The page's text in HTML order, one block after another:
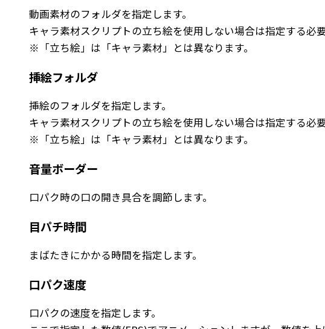
動画素材のフォルダを指定します。
キャラ素材スクリプトの立ち絵を使用しない場合は指定する必
※「立ち絵」は「キャラ素材」とは異なります。
挿絵フォルダ
挿絵のフォルダを指定します。
キャラ素材スクリプトの立ち絵を使用しない場合は指定する必
※「立ち絵」は「キャラ素材」とは異なります。
音量ボーダー
口パク時の口の開き具合を調節します。
目パチ時間
まばたきにかかる時間を指定します。
口パク速度
口パクの速度を指定します。